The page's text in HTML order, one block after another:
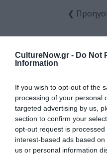
CultureNow.gr - Do Not
Information
If you wish to opt-out of the
processing of your personal
targeted advertising by us,
section to confirm your
opt-out request is
interest-based ads based
us or personal information
❮
Τελευταία
νέα